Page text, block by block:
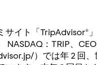
サイト「TripAdvisor®
NASDAQ：TRIP、
）では年 2 回